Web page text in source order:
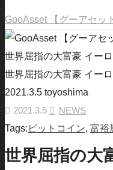
GooAsset 【グーアセッ
世界屈指の大富豪 イー
世界屈指の大富豪 イー
2021.3.5 toyoshima
2021.3.5
NEWS
Tags: ビットコイン, 富裕
世界屈指の大